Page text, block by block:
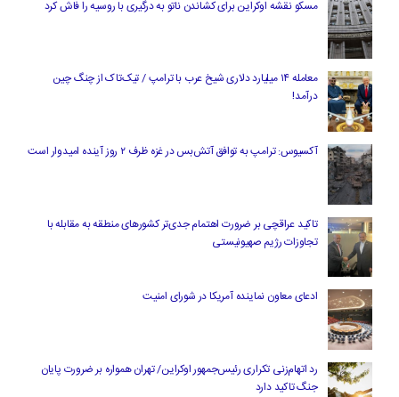
مسکو نقشه اوکراین برای کشاندن ناتو به درگیری با روسیه را فاش کرد
معامله ۱۴ میلیارد دلاری شیخ عرب با ترامپ / تیک‌تاک از چنگ چین
درآمد!
آکسیوس: ترامپ به توافق آتش‌بس در غزه ظرف ۲ روز آینده امیدوار است
تاکید عراقچی بر ضرورت اهتمام جدی‌تر کشورهای منطقه به مقابله با
تجاوزات رژیم صهیونیستی
ادعای معاون نماینده آمریکا در شورای امنیت
رد اتهام‌زنی تکراری رئیس‌جمهور اوکراین/ تهران همواره بر ضرورت پایان
جنگ تاکید دارد